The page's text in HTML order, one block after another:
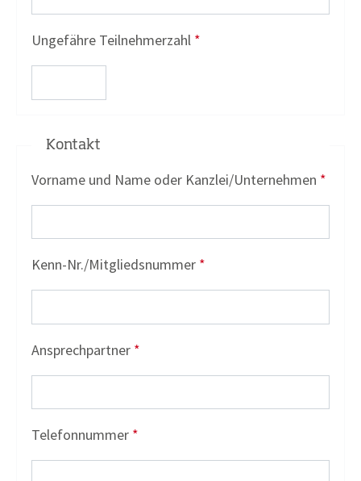
Ungefähre Teilnehmerzahl *
Kontakt
Vorname und Name oder Kanzlei/Unternehmen *
Kenn-Nr./Mitgliedsnummer *
Ansprechpartner *
Telefonnummer *